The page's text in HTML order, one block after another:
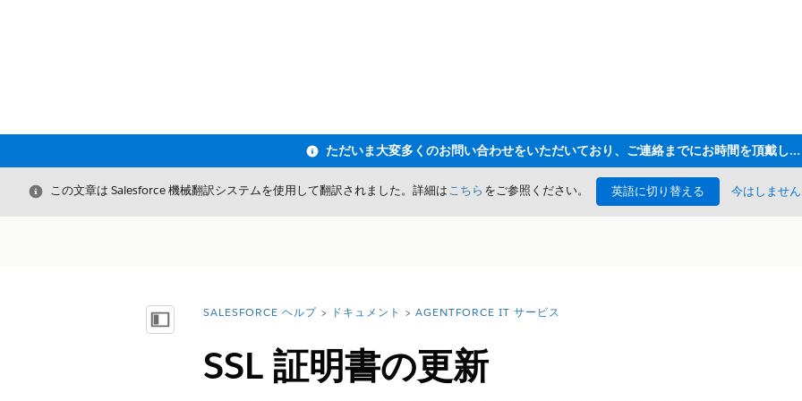
ただいま大変多くのお問い合わせをいただいており、ご連絡までにお時間を頂戴しております
閉じる
この文章は Salesforce 機械翻訳システムを使用して翻訳されました。詳細はこちら をご参照ください。 英語に切り替える 今はしません
目次を表示詳細情報:
SALESFORCE ヘルプ ドキュメント AGENTFORCE IT サービス
SSL 証明書の更新